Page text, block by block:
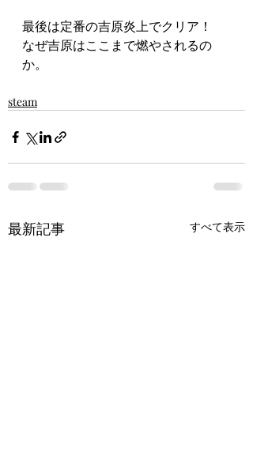
最後は定番の吉原炎上でクリア！
なぜ吉原はここまで燃やされるの
か。
steam
最新記事 すべて表示